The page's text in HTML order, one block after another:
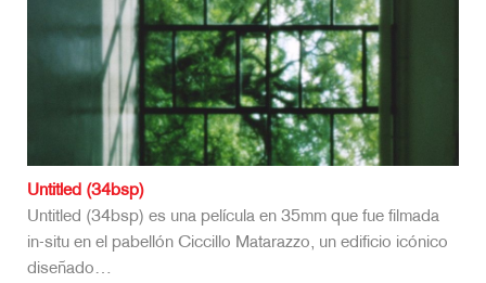
Untitled (34bsp)
Untitled (34bsp) es una película en 35mm que fue filmada
in-situ en el pabellón Ciccillo Matarazzo, un edificio icónico
diseñado…